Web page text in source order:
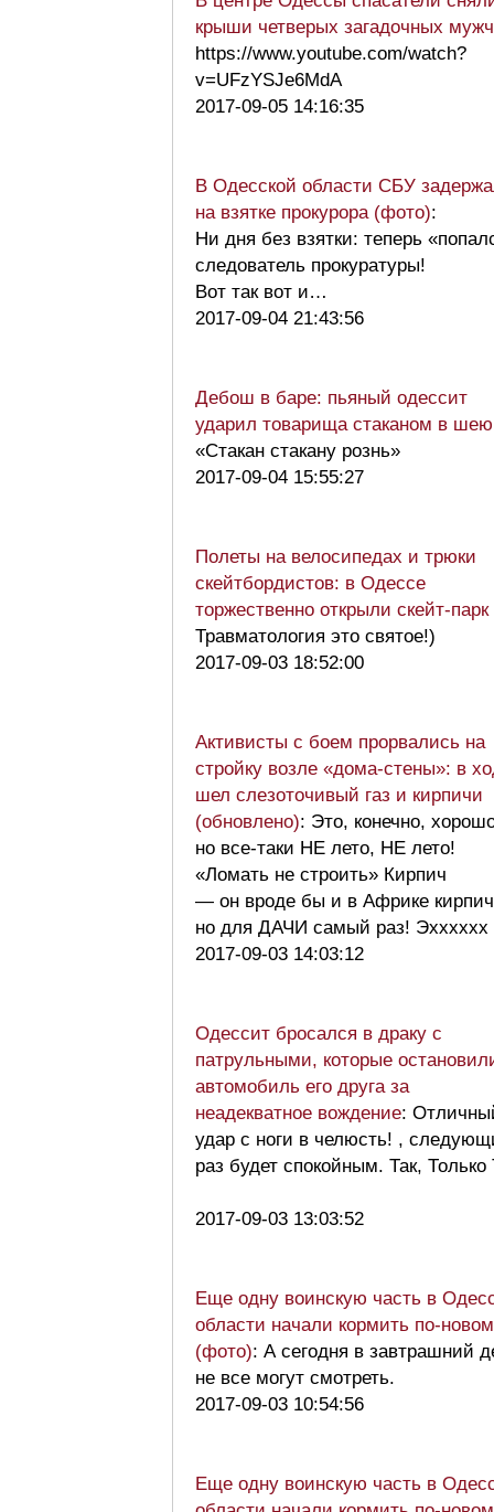
крыши четверых загадочных
https://www.youtube.com/watch?
v=UFzYSJe6MdA
2017-09-05 14:16:35
В Одесской области СБУ
на взятке прокурора (фото):
Ни дня без взятки: теперь
следователь прокуратуры!
Вот так вот и…
2017-09-04 21:43:56
Дебош в баре: пьяный одессит
ударил товарища стаканом в шею
«Стакан стакану рознь»
2017-09-04 15:55:27
Полеты на велосипедах и трюки
скейтбордистов: в Одессе
торжественно открыли скейт-парк
Травматология это святое!)
2017-09-03 18:52:00
Активисты с боем прорвались на
стройку возле «дома-стены»: в
шел слезоточивый газ и кирпичи
(обновлено): Это, конечно,
но все-таки НЕ лето, НЕ лето!
«Ломать не строить» Кирпич
— он вроде бы и в Африке
но для ДАЧИ самый раз!
2017-09-03 14:03:12
Одессит бросался в драку с
патрульными, которые
автомобиль его друга за
неадекватное вождение:
удар с ноги в челюсть! ,
раз будет спокойным. Так, Только
2017-09-03 13:03:52
Еще одну воинскую часть в
области начали кормить по-
(фото): А сегодня в завтрашний
не все могут смотреть.
2017-09-03 10:54:56
Еще одну воинскую часть в